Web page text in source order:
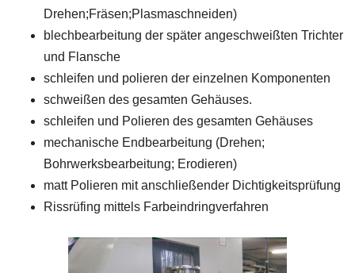
Drehen;Fräsen;Plasmaschneiden)
blechbearbeitung der später angeschweißten Trichter
und Flansche
schleifen und polieren der einzelnen Komponenten
schweißen des gesamten Gehäuses.
schleifen und Polieren des gesamten Gehäuses
mechanische Endbearbeitung (Drehen;
Bohrwerksbearbeitung; Erodieren)
matt Polieren mit anschließender Dichtigkeitsprüfung
Rissrüfing mittels Farbeindringverfahren